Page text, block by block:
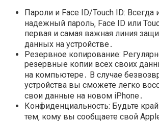
Пароли и Face ID/Touch ID: Всегда
надежный пароль‚ Face ID или
первая и самая важная линия
данных на устройстве․
Резервное копирование:
резервные копии всех своих
на компьютере․ В случае
устройства вы сможете легко
свои данные на новом iPhone․
Конфиденциальность: Будьте
тем‚ кому вы сообщаете свой